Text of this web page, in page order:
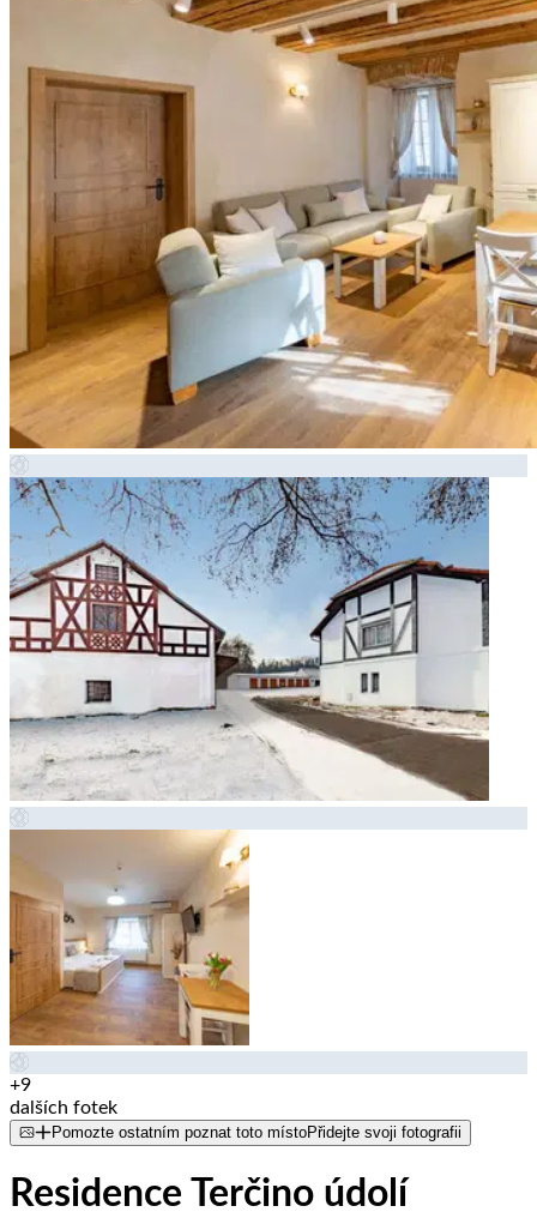
+9
dalších fotek
Pomozte ostatním poznat toto místoPřidejte svoji fotografii
Residence Terčino údolí